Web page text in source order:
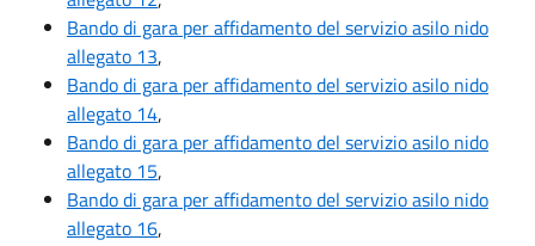
Bando di gara per affidamento del servizio asilo nido
allegato 13,
Bando di gara per affidamento del servizio asilo nido
allegato 14,
Bando di gara per affidamento del servizio asilo nido
allegato 15,
Bando di gara per affidamento del servizio asilo nido
allegato 16,